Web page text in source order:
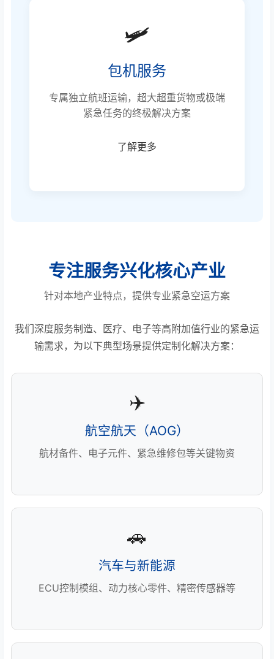
🛩️
包机服务
专属独立航班运输，超大超重货物或极端
紧急任务的终极解决方案
了解更多
专注服务兴化核心产业
针对本地产业特点，提供专业紧急空运方案
我们深度服务制造、医疗、电子等高附加值行业的紧急运
输需求，为以下典型场景提供定制化解决方案：
✈️
航空航天（AOG）
航材备件、电子元件、紧急维修包等关键物资
🚗
汽车与新能源
ECU控制模组、动力核心零件、精密传感器等